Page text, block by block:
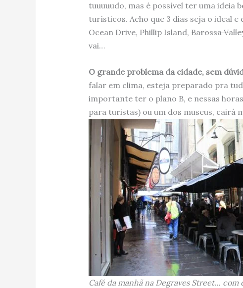
tuuuuudo, mas é possível ter uma ideia
turísticos. Acho que 3 dias seja o ideal
Ocean Drive, Phillip Island,Barossa
vai…
O grande problema da cidade, sem
falar em clima, esteja preparado pra
importante ter o plano B, e nessas
para turistas) ou um dos museus, cairá
Café da manhã na Degraves Street… com